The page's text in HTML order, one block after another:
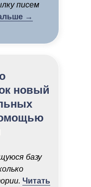
новый
базу
Читать
писем
→